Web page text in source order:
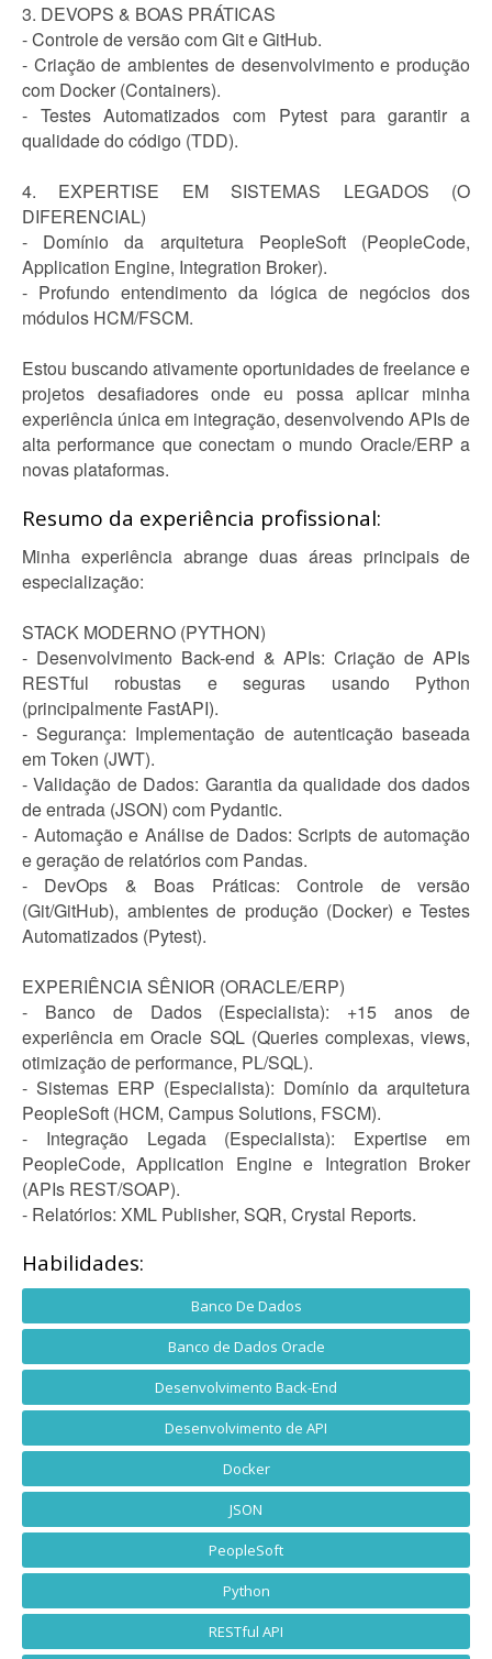
3. DEVOPS & BOAS PRÁTICAS
- Controle de versão com Git e GitHub.
- Criação de ambientes de desenvolvimento e produção
com Docker (Containers).
- Testes Automatizados com Pytest para garantir a
qualidade do código (TDD).
4. EXPERTISE EM SISTEMAS LEGADOS (O
DIFERENCIAL)
- Domínio da arquitetura PeopleSoft (PeopleCode,
Application Engine, Integration Broker).
- Profundo entendimento da lógica de negócios dos
módulos HCM/FSCM.
Estou buscando ativamente oportunidades de freelance e
projetos desafiadores onde eu possa aplicar minha
experiência única em integração, desenvolvendo APIs de
alta performance que conectam o mundo Oracle/ERP a
novas plataformas.
Resumo da experiência profissional:
Minha experiência abrange duas áreas principais de
especialização:
STACK MODERNO (PYTHON)
- Desenvolvimento Back-end & APIs: Criação de APIs
RESTful robustas e seguras usando Python
(principalmente FastAPI).
- Segurança: Implementação de autenticação baseada
em Token (JWT).
- Validação de Dados: Garantia da qualidade dos dados
de entrada (JSON) com Pydantic.
- Automação e Análise de Dados: Scripts de automação
e geração de relatórios com Pandas.
- DevOps & Boas Práticas: Controle de versão
(Git/GitHub), ambientes de produção (Docker) e Testes
Automatizados (Pytest).
EXPERIÊNCIA SÊNIOR (ORACLE/ERP)
- Banco de Dados (Especialista): +15 anos de
experiência em Oracle SQL (Queries complexas, views,
otimização de performance, PL/SQL).
- Sistemas ERP (Especialista): Domínio da arquitetura
PeopleSoft (HCM, Campus Solutions, FSCM).
- Integração Legada (Especialista): Expertise em
PeopleCode, Application Engine e Integration Broker
(APIs REST/SOAP).
- Relatórios: XML Publisher, SQR, Crystal Reports.
Habilidades:
Banco De Dados
Banco de Dados Oracle
Desenvolvimento Back-End
Desenvolvimento de API
Docker
JSON
PeopleSoft
Python
RESTful API